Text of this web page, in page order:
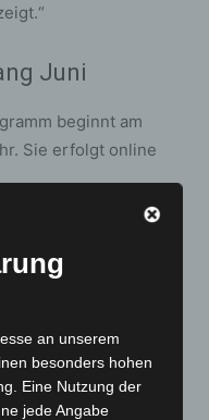
Juni
beginnt am
Sie erfolgt online
um Mitternacht
findet am
statt.
eine
sowie eine
an unserem
besonders hohen
Eine Nutzung der
jede Angabe